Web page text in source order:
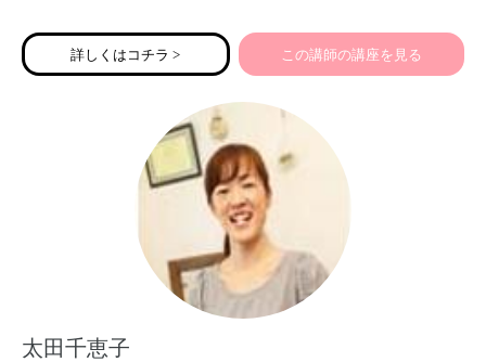
詳しくはコチラ > この講師の講座を見る
太田千恵子